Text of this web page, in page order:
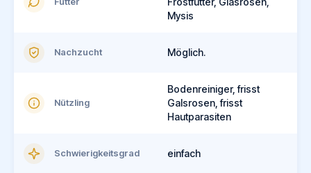
Mysis
Nachzucht Möglich.
Nützling
Bodenreiniger, frisst
Galsrosen, frisst
Hautparasiten
Schwierigkeitsgrad einfach